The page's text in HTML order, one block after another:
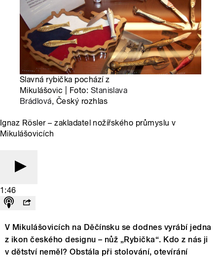
Slavná rybička pochází z
Mikulášovic | Foto: Stanislava
Brádlová, Český rozhlas
Ignaz Rösler – zakladatel nožířského průmyslu v
Mikulášovicích
1:46
V Mikulášovicích na Děčínsku se dodnes vyrábí jedna
z ikon českého designu – nůž „Rybička“. Kdo z nás ji
v dětství neměl? Obstála při stolování, otevírání